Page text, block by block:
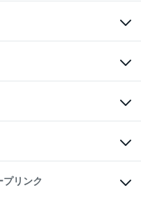
の相談・お問い合わせ窓口）
の送付停止について
イダルクラブ
ッフ株式会社まで
リンク